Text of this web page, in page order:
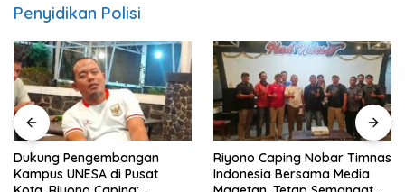
Penyidikan Polisi
Dukung Pengembangan
Kampus UNESA di Pusat
Riyono Caping Nobar Timnas
Indonesia Bersama Media